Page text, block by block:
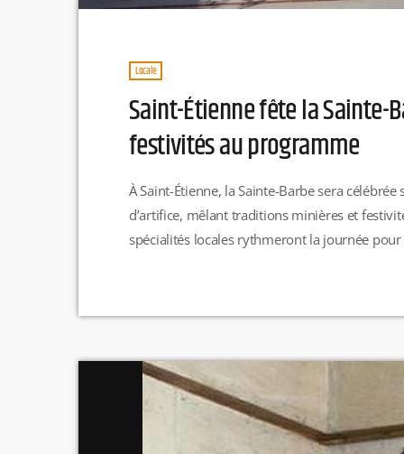
Locale
Saint-Étienne fête la
festivités au programme
À Saint-Étienne, la Sainte-Barbe sera
d’artifice, mêlant traditions minières et
spécialités locales rythmeront la journée pour